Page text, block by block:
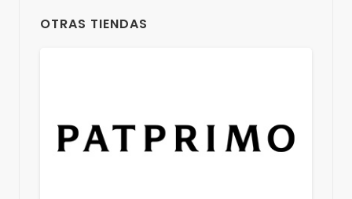
OTRAS TIENDAS